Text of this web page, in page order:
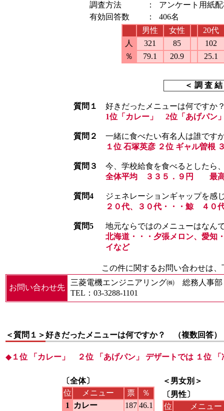
調査方法
：
アンケート用紙
有効回答数
：
406名
男性
女性
20代
人
321 85
102
％
79.1 20.9 25.1
＜ 調 査
質問１
好きだったメニューは何ですか
1位「カレー」 2位「あげパン
質問２
一緒に食べたい有名人は誰です
１位 石塚英彦 ２位 ギャル曽根
質問３
今、学校給食を食べるとしたら
全体平均 ３３５．９円 最高
質問4
ジェネレーションギャップを感
２０代、３０代・・・鯨 ４０
質問5
地元ならではのメニューはなん
北海道・・・夕張メロン、愛知
イなど
この件に関するお問い合わせは
お問い合わせ先
三菱電機エンジニアリング㈱ 総務人事
TEL：03‐3288‐1101
＜質問１＞好きだったメニューは何ですか？ （複数回答）
◆ １位 「カレー」 ２位 「あげパン」 デザートでは １位
〔全体〕
位
メニュー 票
％
1
カレー 187 46.1
＜男女別＞
〔男性〕
位
メニュー